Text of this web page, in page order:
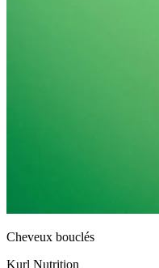
Cheveux bouclés
Kurl Nutrition